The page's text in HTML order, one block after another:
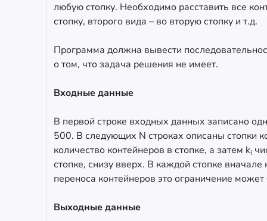
любую стопку. Необходимо расставить все
стопку, второго вида – во вторую стопку и т.д.
Программа должна вывести
о том, что задача решения не имеет.
Входные данные
В первой строке входных данных записано
500. В следующих N строках описаны стопки
количество контейнеров в стопке, а затем ki
стопке, снизу вверх. В каждой стопке
переноса контейнеров это ограничение
Выходные данные